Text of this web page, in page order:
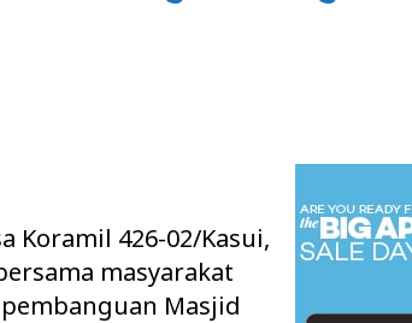
Koramil 426-02/Kasui,
masyarakat
Masjid